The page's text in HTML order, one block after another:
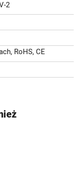
2
RoHS, CE